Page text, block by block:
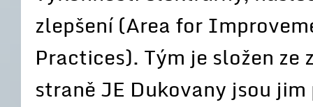
zlepšení (Area for
Practices). Tým je složen
straně JE Dukovany jsou